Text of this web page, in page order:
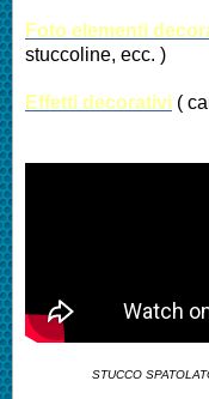
Foto elementi
stuccoline, ecc. )
Effetti decorativi (
STUCCO